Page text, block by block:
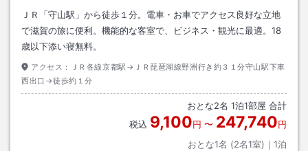
ＪＲ「守山駅」から徒歩１分。電車・お車でアクセス良好な立地
で滋賀の旅に便利。機能的な客室で、ビジネス・観光に最適。18
歳以下添い寝無料。
アクセス：
ＪＲ各線京都駅→ＪＲ琵琶湖線野洲行き約３１分守山駅下車
西出口→徒歩約１分
おとな2名 1泊1部屋 合計
税込 9,100円 〜 247,740円
おとな1名 (2名1室)｜ 1泊